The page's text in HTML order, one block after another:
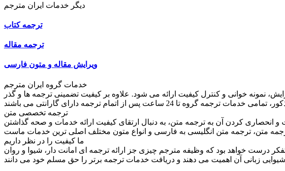
دیگر خدمات ایران مترجم
ترجمه کتاب
ترجمه مقاله
ویرایش مقاله و متون فارسی
خدمات گروه ایران مترجم
نمونه خوانی و کنترل کیفیت ارائه می شود. علاوه بر کیفیت تضمینی ترجمه ها و گذر
ترجمه تخصصی متن
کردن آن به ترجمه متن، به دنبال ارتقای کیفیت ارائه خدمات و صحه گذاشتن
ما کیفیت را در نظر داریم
درست خواهد بود که وظیفه مترجم چیزی جز ارائه ترجمه ای امانت دار، شیوا و روان